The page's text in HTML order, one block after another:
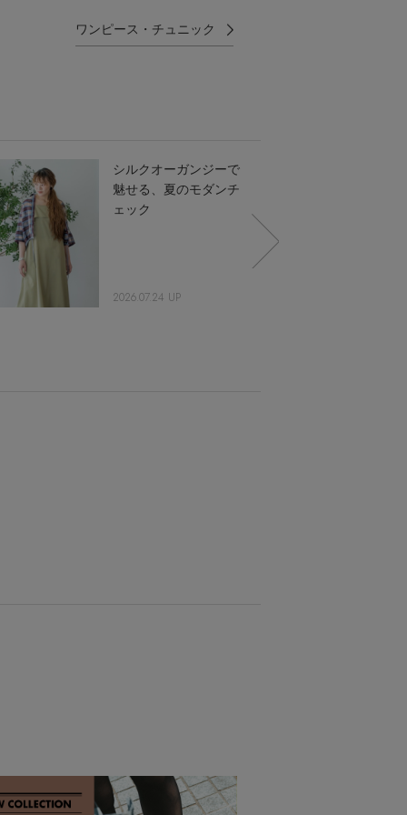
ワンピース・チュニック
シルクオーガンジーで
魅せる、夏のモダンチ
ェック
2026.07.24 UP